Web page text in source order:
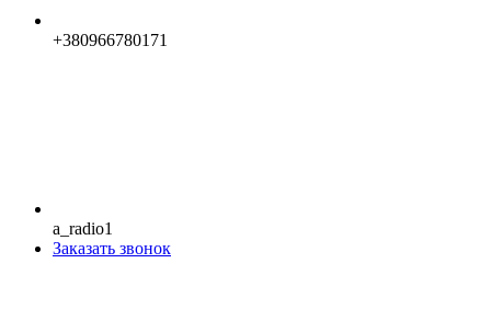
+380966780171
a_radio1
Заказать звонок